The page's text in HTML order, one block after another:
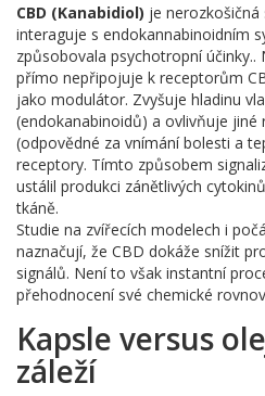
CBD (Kanabidiol) je nerozkošičná
interaguje s endokannabinoidním
způsobovala psychotropní účinky..
přímo nepřipojuje k receptorům
jako modulátor. Zvyšuje hladinu
(endokanabinoidů) a ovlivňuje jiné
(odpovědné za vnímání bolesti a
receptory. Tímto způsobem
ustálil produkci zánětlivých
tkáně.
Studie na zvířecích modelech i
naznačují, že CBD dokáže snížit
signálů. Není to však instantní
přehodnocení své chemické
Kapsle versus
záleží